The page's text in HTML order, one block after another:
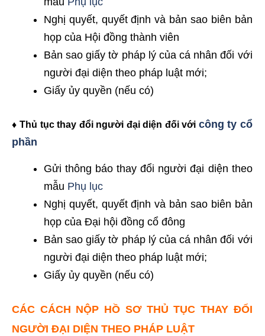
Nghị quyết, quyết định và bản sao biên bản
họp của Hội đồng thành viên
Bản sao giấy tờ pháp lý của cá nhân đối với
người đại diện theo pháp luật mới;
Giấy ủy quyền (nếu có)
♦ Thủ tục thay đổi người đại diện đối với công ty cổ
phần
Gửi thông báo thay đổi người đại diện theo
mẫu Phụ lục
Nghị quyết, quyết định và bản sao biên bản
họp của Đại hội đồng cổ đông
Bản sao giấy tờ pháp lý của cá nhân đối với
người đại diện theo pháp luật mới;
Giấy ủy quyền (nếu có)
CÁC CÁCH NỘP HỒ SƠ THỦ TỤC THAY ĐỔI
NGƯỜI ĐẠI DIỆN THEO PHÁP LUẬT